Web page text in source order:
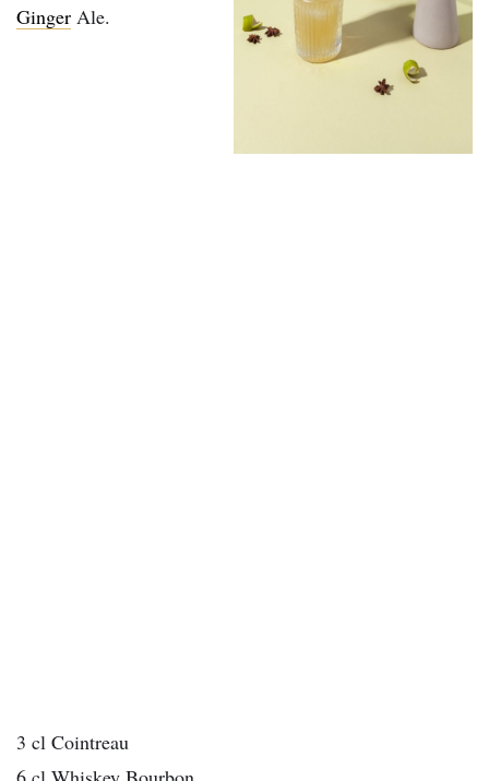
Ginger Ale.
3 cl Cointreau